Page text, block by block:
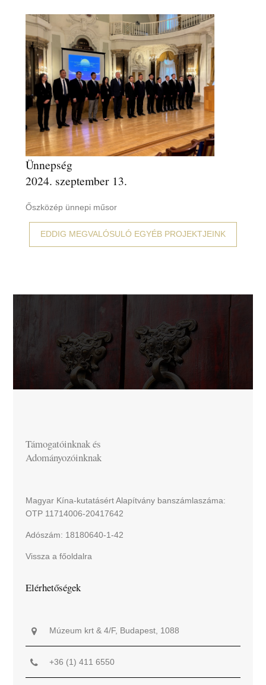
Ünnepség
2024. szeptember 13.
Őszközép ünnepi műsor
EDDIG MEGVALÓSULÓ EGYÉB PROJEKTJEINK
Támogatóinknak és
Adományozóinknak
Magyar Kína-kutatásért Alapítvány banszámlaszáma:
OTP 11714006-20417642
Adószám: 18180640-1-42
Vissza a főoldalra
Elérhetőségek
Múzeum krt & 4/F, Budapest, 1088
+36 (1) 411 6550